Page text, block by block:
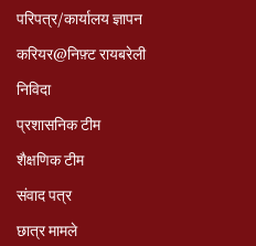
परिपत्र/कार्यालय ज्ञापन
करियर@निफ़्ट रायबरेली
निविदा
प्रशासनिक टीम
शैक्षणिक टीम
संवाद पत्र
छात्र मामले